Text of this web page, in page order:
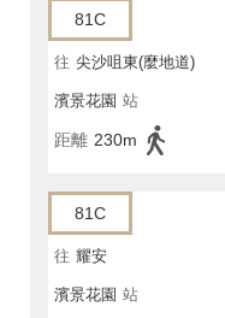
81C
往 尖沙咀東(麼地道)
濱景花園 站
距離 230m
81C
往 耀安
濱景花園 站